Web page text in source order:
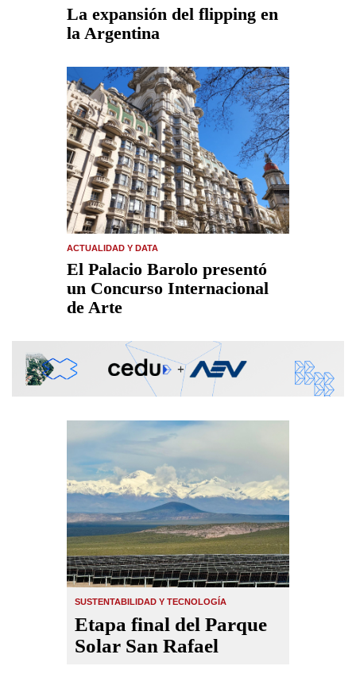
La expansión del flipping en
la Argentina
ACTUALIDAD Y DATA
El Palacio Barolo presentó
un Concurso Internacional
de Arte
SUSTENTABILIDAD Y TECNOLOGÍA
Etapa final del Parque
Solar San Rafael